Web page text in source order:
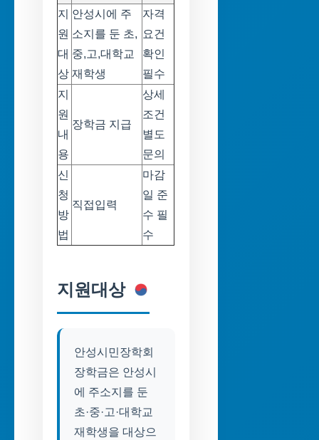
지
원
대
상
안성시에 주
소지를 둔 초,
중,고,대학교
재학생
자격
요건
확인
필수
지
원
내
용
장학금 지급
상세
조건
별도
문의
신
청
방
법
직접입력
마감
일 준
수 필
수
지원대상
안성시민장학회
장학금은 안성시
에 주소지를 둔
초·중·고·대학교
재학생을 대상으